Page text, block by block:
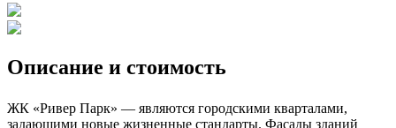
Описание и стоимость
ЖК «Ривер Парк» — являются городскими кварталами,
задающими новые жизненные стандарты. Фасады зданий